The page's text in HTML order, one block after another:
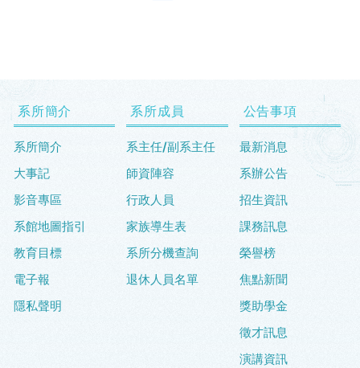
系所簡介
系所簡介
大事記
影音專區
系館地圖指引
教育目標
電子報
隱私聲明
系所成員
系主任/副系主任
師資陣容
行政人員
家族導生表
系所分機查詢
退休人員名單
公告事項
最新消息
系辦公告
招生資訊
課務訊息
榮譽榜
焦點新聞
獎助學金
徵才訊息
演講資訊